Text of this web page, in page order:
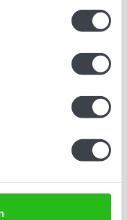
Newsletter